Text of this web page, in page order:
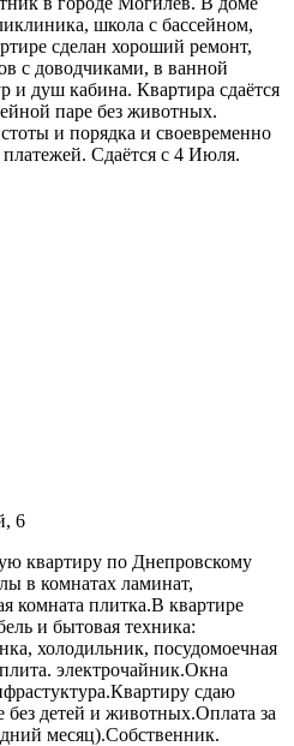
школа с бассейном,
сделан хороший ремонт,
с доводчиками, в ванной
и душ кабина. Квартира сдаётся
паре без животных.
и порядка и своевременно
Сдаётся с 4 Июля.
6
квартиру по Днепровскому
в комнатах ламинат,
комната плитка.В квартире
и бытовая техника:
холодильник, посудомоечная
электрочайник.Окна
сдаю
детей и животных.Оплата за
месяц).Собственник.